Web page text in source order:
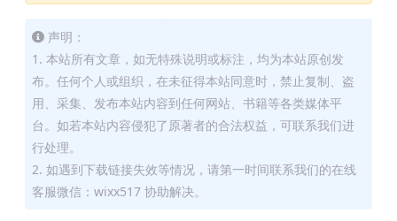
声明：
1. 本站所有文章，如无特殊说明或标注，均为本站原创发
布。任何个人或组织，在未征得本站同意时，禁止复制、盗
用、采集、发布本站内容到任何网站、书籍等各类媒体平
台。如若本站内容侵犯了原著者的合法权益，可联系我们进
行处理。
2. 如遇到下载链接失效等情况，请第一时间联系我们的在线
客服微信：wixx517 协助解决。